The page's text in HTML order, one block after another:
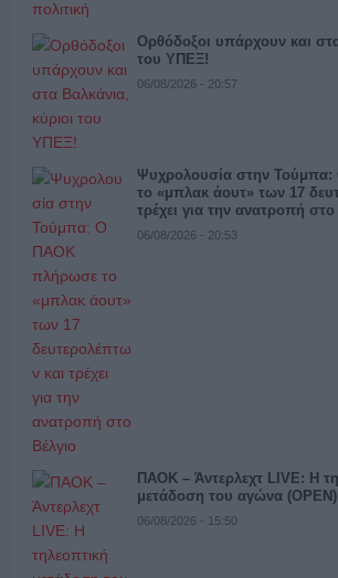
Ορθόδοξοι υπάρχουν και
του ΥΠΕΞ!
06/08/2026 - 20:57
Ψυχρολουσία στην
το «μπλακ άουτ» των 17
τρέχει για την ανατροπή στο
06/08/2026 - 20:53
ΠΑΟΚ – Άντερλεχτ LIVE: Η
μετάδοση του αγώνα (OPEN)
06/08/2026 - 15:50